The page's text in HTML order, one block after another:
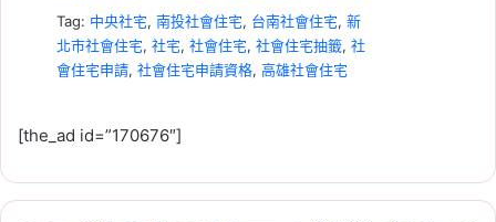
Tag: 中央社宅, 南投社會住宅, 台南社會住宅, 新
北市社會住宅, 社宅, 社會住宅, 社會住宅抽籤, 社
會住宅申請, 社會住宅申請資格, 高雄社會住宅
[the_ad id=”170676″]